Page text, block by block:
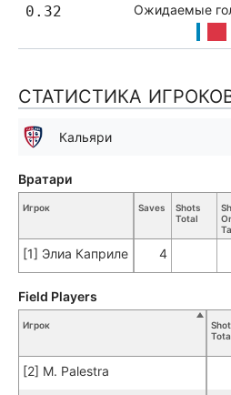
0.32 Ожидаемые
СТАТИСТИКА
Кальяри
Игрок Saves
Shots
Total
[1] Элиа Каприле 4
Вратари
Игрок
[2] M. Palestra
Field Players